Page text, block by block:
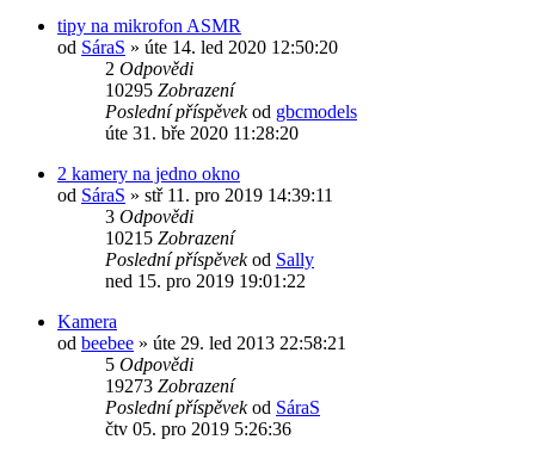
tipy na mikrofon ASMR
od SáraS » úte 14. led 2020 12:50:20
2 Odpovědi
10295 Zobrazení
Poslední příspěvekod gbcmodels
úte 31. bře 2020 11:28:20
2 kamery na jedno okno
od SáraS » stř 11. pro 2019 14:39:11
3 Odpovědi
10215 Zobrazení
Poslední příspěvekod Sally
ned 15. pro 2019 19:01:22
Kamera
od beebee » úte 29. led 2013 22:58:21
5 Odpovědi
19273 Zobrazení
Poslední příspěvekod SáraS
čtv 05. pro 2019 5:26:36